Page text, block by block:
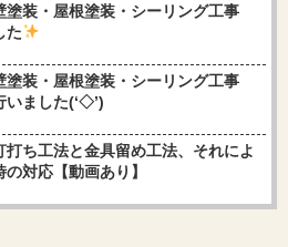
塗装・屋根塗装・シーリング工事
た
塗装・屋根塗装・シーリング工事
ました(‘◇’)ゞ
打ち工法と金具留め工法、それによ
対応【動画あり】